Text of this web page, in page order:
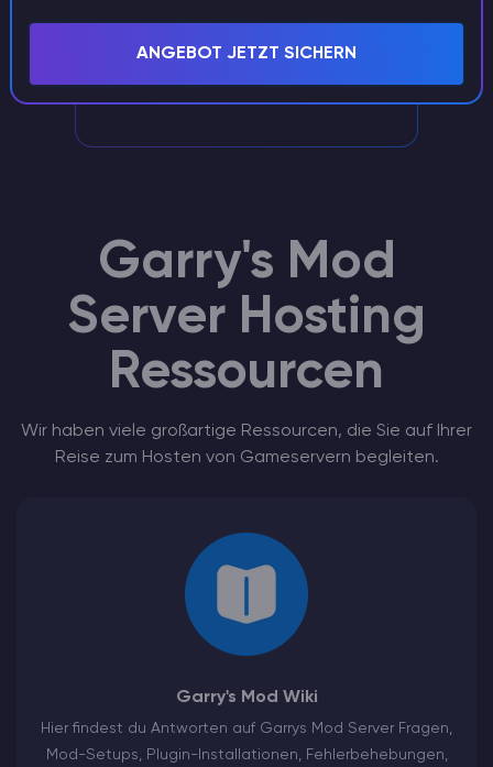
Ein Personalmanager mit langjähriger
Garry's Mod
Server Hosting
Ressourcen
Wir haben viele großartige Ressourcen, die Sie auf Ihrer
Reise zum Hosten von Gameservern begleiten.
Garry's Mod Wiki
Hier findest du Antworten auf Garrys Mod Server Fragen,
Mod-Setups, Plugin-Installationen, Fehlerbehebungen,
ANGEBOT JETZT SICHERN